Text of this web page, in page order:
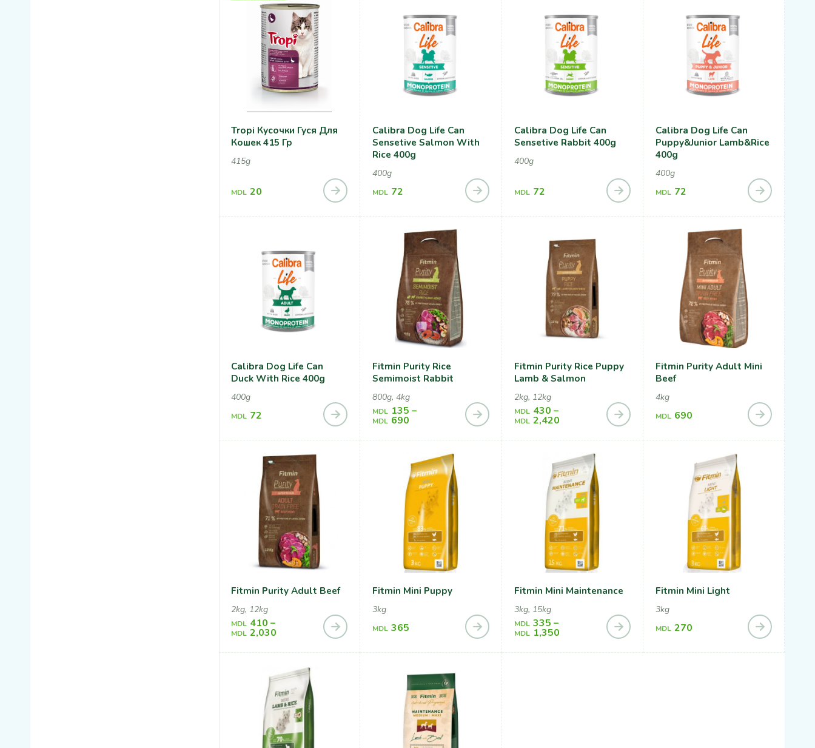
Tropi Кусочки Гуся Для
Кошек 415 Гр
415g
MDL 20
Calibra Dog Life Can
Sensetive Salmon With
Riсe 400g
400g
MDL 72
Calibra Dog Life Can
Sensetive Rabbit 400g
400g
MDL 72
Calibra Dog Life Can
Puppy&Junior Lamb&Rice
400g
400g
MDL 72
Calibra Dog Life Can
Duck With Rice 400g
400g
MDL 72
Fitmin Purity Rice
Semimoist Rabbit
800g, 4kg
MDL 135 –
MDL 690
Fitmin Purity Rice Puppy
Lamb & Salmon
2kg, 12kg
MDL 430 –
MDL 2,420
Fitmin Purity Adult Mini
Beef
4kg
MDL 690
Fitmin Purity Adult Beef
2kg, 12kg
MDL 410 –
MDL 2,030
Fitmin Mini Puppy
3kg
MDL 365
Fitmin Mini Maintenance
3kg, 15kg
MDL 335 –
MDL 1,350
Fitmin Mini Light
3kg
MDL 270